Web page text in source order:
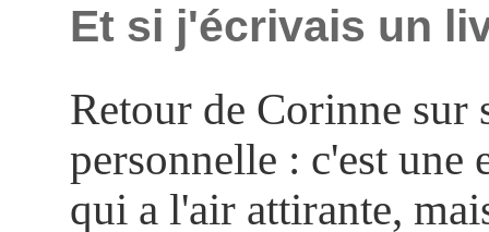
Et si j'écrivais un
Retour de Corinne sur
personnelle : c'est une
qui a l'air attirante,